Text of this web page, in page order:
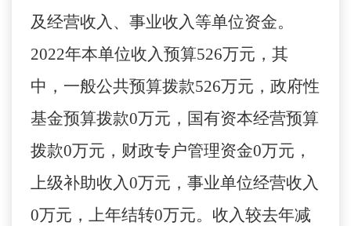
及经营收入、事业收入等单位资金。
2022年本单位收入预算526万元，其
中，一般公共预算拨款526万元， 政府性
基金预算拨款0万元，国有资本经营预算
拨款0万元，财政专户管理资金0万元，
上级补助收入0万元，事业单位经营收入
0万元，上年结转0万元。 收入较去年减